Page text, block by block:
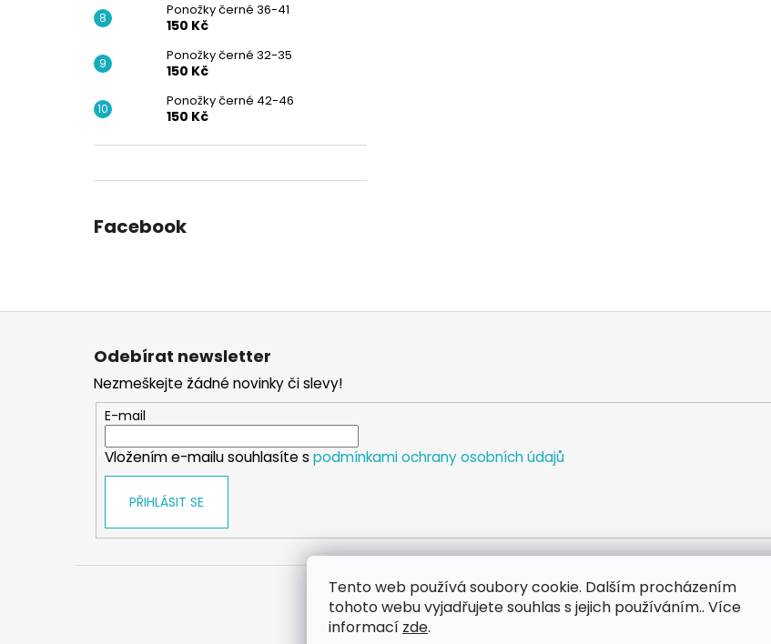
Tento web používá soubory cookie. Dalším procházením
tohoto webu vyjadřujete souhlas s jejich používáním.. Více
informací zde.
Ponožky černé 36-41
150 Kč
Ponožky černé 32-35
150 Kč
Ponožky černé 42-46
150 Kč
Facebook
Z
Odebírat newsletter
Nezmeškejte žádné novinky či slevy!
E-mail
Vložením e-mailu souhlasíte s podmínkami ochrany osobních údajů
PŘIHLÁSIT SE
WEB FACEBOOK INSTAGRAM YOUTUBE